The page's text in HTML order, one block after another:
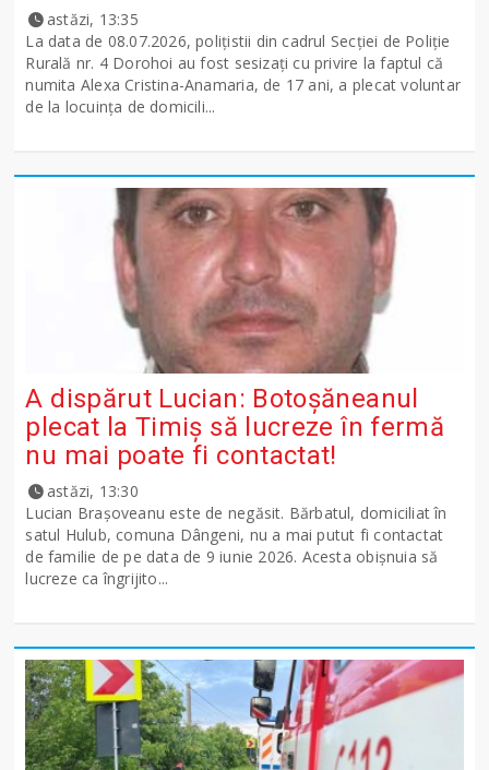
astăzi, 13:35
La data de 08.07.2026, polițistii din cadrul Secției de Poliție
Rurală nr. 4 Dorohoi au fost sesizați cu privire la faptul că
numita Alexa Cristina-Anamaria, de 17 ani, a plecat voluntar
de la locuința de domicili...
A dispărut Lucian: Botoșăneanul
plecat la Timiș să lucreze în fermă
nu mai poate fi contactat!
astăzi, 13:30
Lucian Brașoveanu este de negăsit. Bărbatul, domiciliat în
satul Hulub, comuna Dângeni, nu a mai putut fi contactat
de familie de pe data de 9 iunie 2026. Acesta obișnuia să
lucreze ca îngrijito...